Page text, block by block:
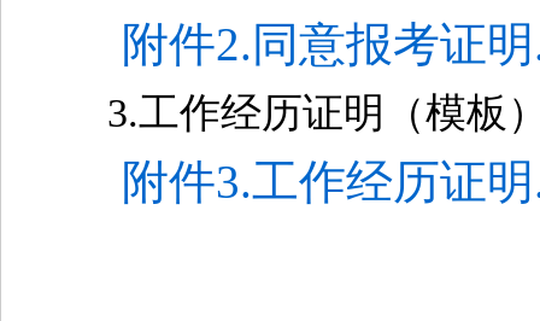
附件2.同意报考证
3.工作经历证明（模板
附件3.工作经历证